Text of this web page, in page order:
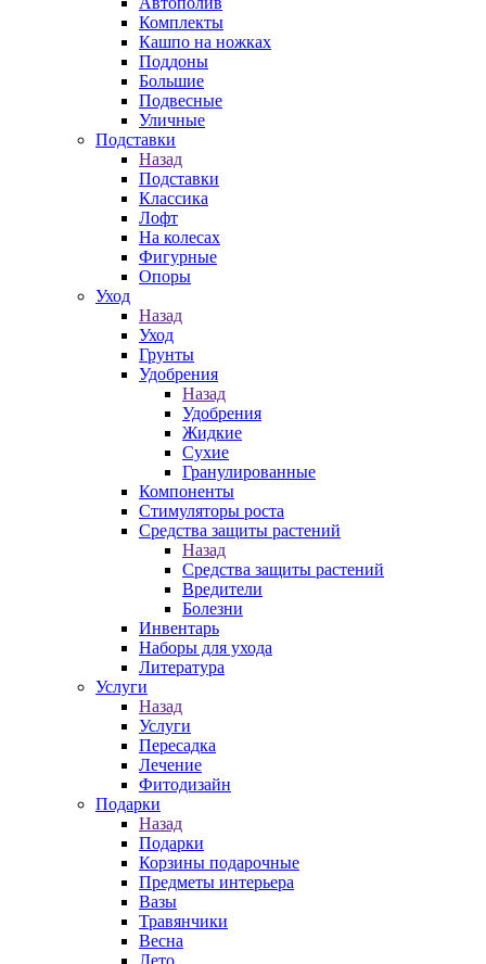
Комплекты
Кашпо на ножках
Поддоны
Большие
Подвесные
Уличные
Подставки
Назад
Подставки
Классика
Лофт
На колесах
Фигурные
Опоры
Уход
Назад
Уход
Грунты
Удобрения
Назад
Удобрения
Жидкие
Сухие
Гранулированные
Компоненты
Стимуляторы роста
Средства защиты растений
Назад
Средства защиты растений
Вредители
Болезни
Инвентарь
Наборы для ухода
Литература
Услуги
Назад
Услуги
Пересадка
Лечение
Фитодизайн
Подарки
Назад
Подарки
Корзины подарочные
Предметы интерьера
Вазы
Травянчики
Весна
Лето